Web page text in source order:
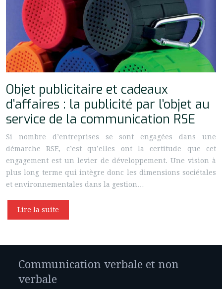
Objet publicitaire et cadeaux
d’affaires : la publicité par l’objet au
service de la communication RSE
Si nombre d’entreprises se sont engagées dans une
démarche RSE, c’est qu’elles ont la certitude que cet
engagement est un levier de développement. Une vision à
plus long terme qui intègre donc les dimensions sociétales
et environnementales dans la gestion…
Lire la suite
Communication verbale et non
verbale